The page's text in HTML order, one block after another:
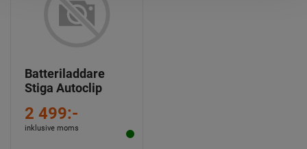
Batteriladdare
Stiga Autoclip
2 499:-
inklusive moms